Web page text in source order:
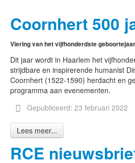
Coornhert 500
Viering van het vijfhonderdste
Dit jaar wordt in Haarlem het
strijdbare en inspirerende humanist
Coornhert (1522-1590) herdacht en
programma aan evenementen.
Gepubliceerd: 23 februari 2022
Lees meer...
RCE